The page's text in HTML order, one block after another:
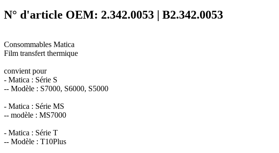
N° d'article OEM: 2.342.0053 | B2.342.0053
Consommables Matica
Film transfert thermique
convient pour
- Matica : Série S
-- Modèle : S7000, S6000, S5000
- Matica : Série MS
-- modèle : MS7000
- Matica : Série T
-- Modèle : T10Plus